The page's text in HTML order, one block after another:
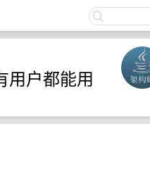
用户都能用